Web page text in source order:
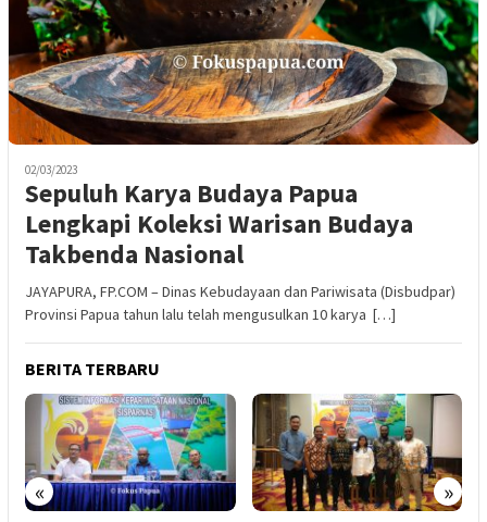
02/03/2023
Sepuluh Karya Budaya Papua
Lengkapi Koleksi Warisan Budaya
Takbenda Nasional
JAYAPURA, FP.COM – Dinas Kebudayaan dan Pariwisata (Disbudpar)
Provinsi Papua tahun lalu telah mengusulkan 10 karya […]
BERITA TERBARU
« »